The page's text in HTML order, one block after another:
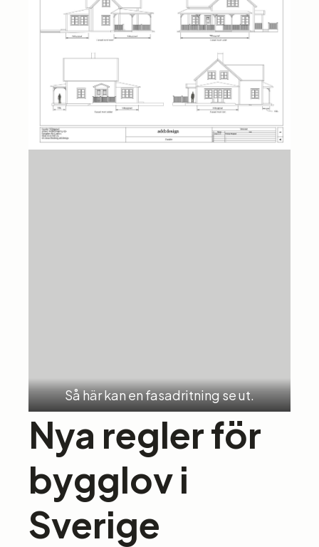
Så här kan en fasadritning se ut.
Nya regler för
bygglov i
Sverige